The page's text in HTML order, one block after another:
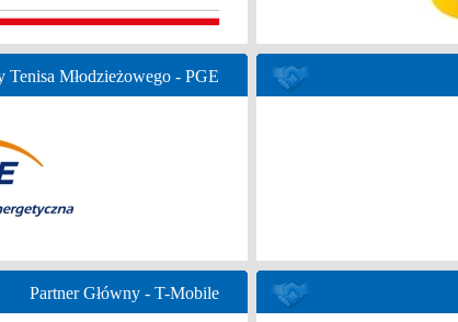
Tenisa Młodzieżowego - PGE
Partner Główny - T-Mobile